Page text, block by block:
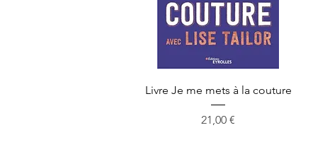
Aperçu rapide
Livre Je me mets à la couture
Prix
21,00 €